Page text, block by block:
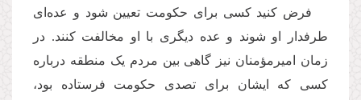
فرض کنید کسی برای حکومت تعیین ‌شود و عده‌ای
طرفدار او شوند و عده دیگری با او مخالفت کنند. در
زمان امیرمؤمنان نیز گاهی بین مردم یک منطقه درباره
کسی که ایشان برای تصدی حکومت فرستاده بود،